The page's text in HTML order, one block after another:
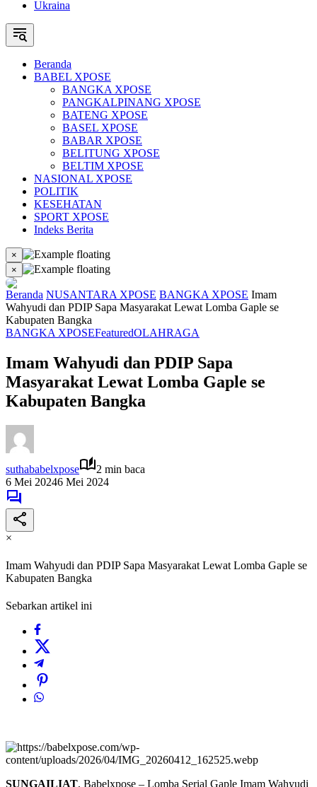
Ukraina
Beranda
BABEL XPOSE
BANGKA XPOSE
PANGKALPINANG XPOSE
BATENG XPOSE
BASEL XPOSE
BABAR XPOSE
BELITUNG XPOSE
BELTIM XPOSE
NASIONAL XPOSE
POLITIK
KESEHATAN
SPORT XPOSE
Indeks Berita
×
×
Beranda NUSANTARA XPOSE BANGKA XPOSE Imam
Wahyudi dan PDIP Sapa Masyarakat Lewat Lomba Gaple se
Kabupaten Bangka
BANGKA XPOSEFeaturedOLAHRAGA
Imam Wahyudi dan PDIP Sapa
Masyarakat Lewat Lomba Gaple se
Kabupaten Bangka
suthababelxpose
2 min baca
6 Mei 20246 Mei 2024
×
Imam Wahyudi dan PDIP Sapa Masyarakat Lewat Lomba Gaple se
Kabupaten Bangka
Sebarkan artikel ini
SUNGAILIAT, Babelxpose – Lomba Serial Gaple Imam Wahyudi